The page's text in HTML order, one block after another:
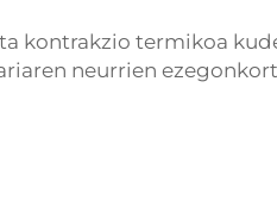
kontrakzio termikoa
neurrien
egunero eta